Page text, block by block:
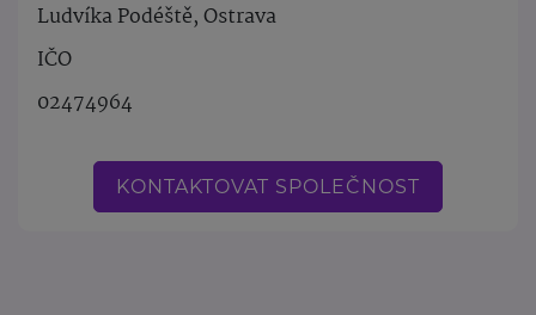
Ludvíka Podéště, Ostrava
IČO
02474964
KONTAKTOVAT SPOLEČNOST